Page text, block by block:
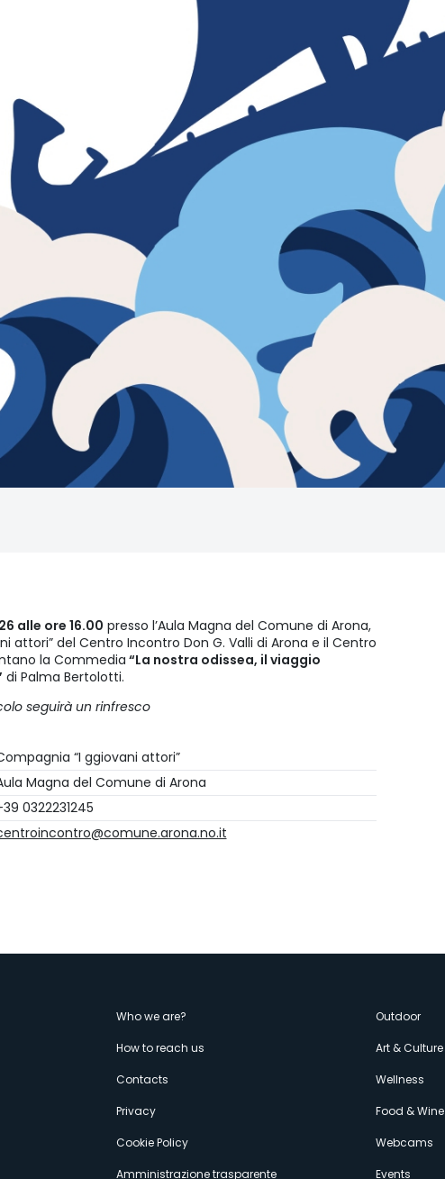
alle ore 16.00 presso l’Aula Magna del Comune di Arona,
attori” del Centro Incontro Don G. Valli di Arona e il Centro
la Commedia “La nostra odissea, il viaggio
di Palma Bertolotti.
seguirà un rinfresco
“I ggiovani attori”
Magna del Comune di Arona
0322231245
Menù
secondario
Who we are?
How to reach us
Contacts
Privacy
Cookie Policy
Amministrazione trasparente
Outdoor
Art & Culture
Wellness
Food & Wine
Webcams
Events